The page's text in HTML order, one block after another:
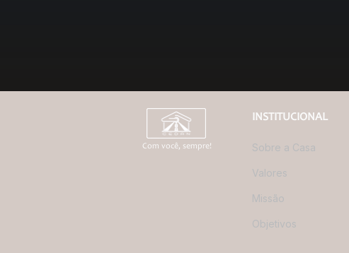
Com você, sempre!
INSTITUCIONAL
Sobre a Casa
Valores
Missão
Objetivos